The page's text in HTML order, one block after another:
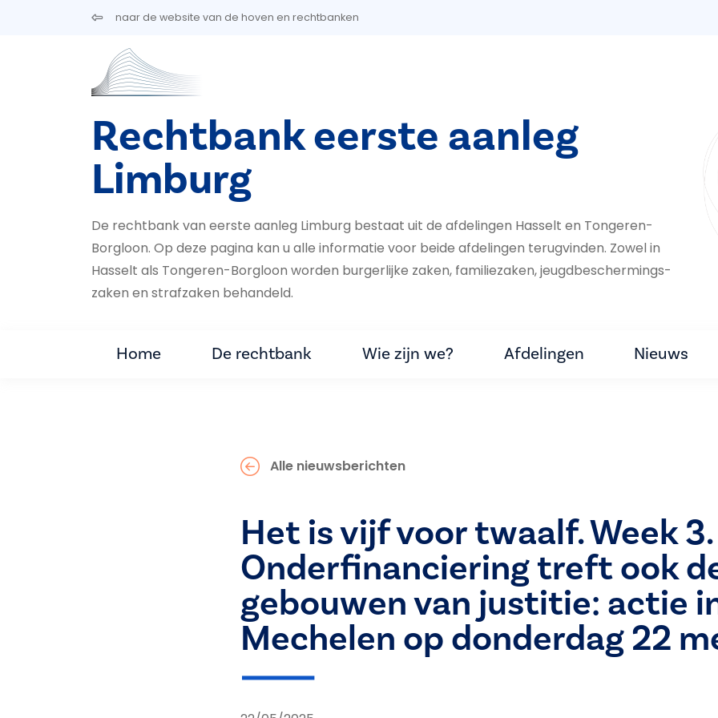
Overslaan en naar de inhoud gaannaar de website van de hoven en rechtbanken
Rechtbank eerste aanleg
Limburg
De rechtbank van eerste aanleg Limburg bestaat uit de afdelingen Hasselt en Tongeren-
Borgloon. Op deze pagina kan u alle informatie voor beide afdelingen terugvinden. Zowel in
Hasselt als Ton­geren-Borgloon worden burgerlijke zaken, fa­mi­liezaken, jeugd­be­scher­mings­
za­ken en straf­zaken behandeld.
Home De rechtbank Wie zijn we? Afdelingen Nieuws
Alle nieuwsberichten
Het is vijf voor twaalf. Week 3.
Onderfinanciering treft ook
gebouwen van justitie: actie
Mechelen op donderdag 22